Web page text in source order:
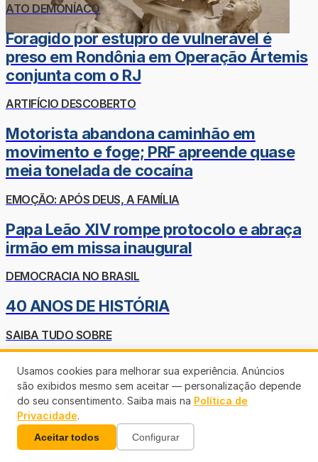
ATO DEMONÍACO
Foragido por estupro de vulnerável é
preso em Rondônia em Operação Ártemis
conjunta com o RJ
ARTIFÍCIO DESCOBERTO
Motorista abandona caminhão em
movimento e foge; PRF apreende quase
meia tonelada de cocaína
EMOÇÃO: APÓS DEUS, A FAMÍLIA
Papa Leão XIV rompe protocolo e abraça
irmão em missa inaugural
DEMOCRACIA NO BRASIL
40 ANOS DE HISTÓRIA
SAIBA TUDO SOBRE
O Livro de Enoque que Chocou o Mundo
Veja mais
Usamos cookies para melhorar sua experiência. Anúncios
são exibidos mesmo sem aceitar — personalização depende
do seu consentimento. Saiba mais na Política de
Privacidade.
Aceitar todos Configurar